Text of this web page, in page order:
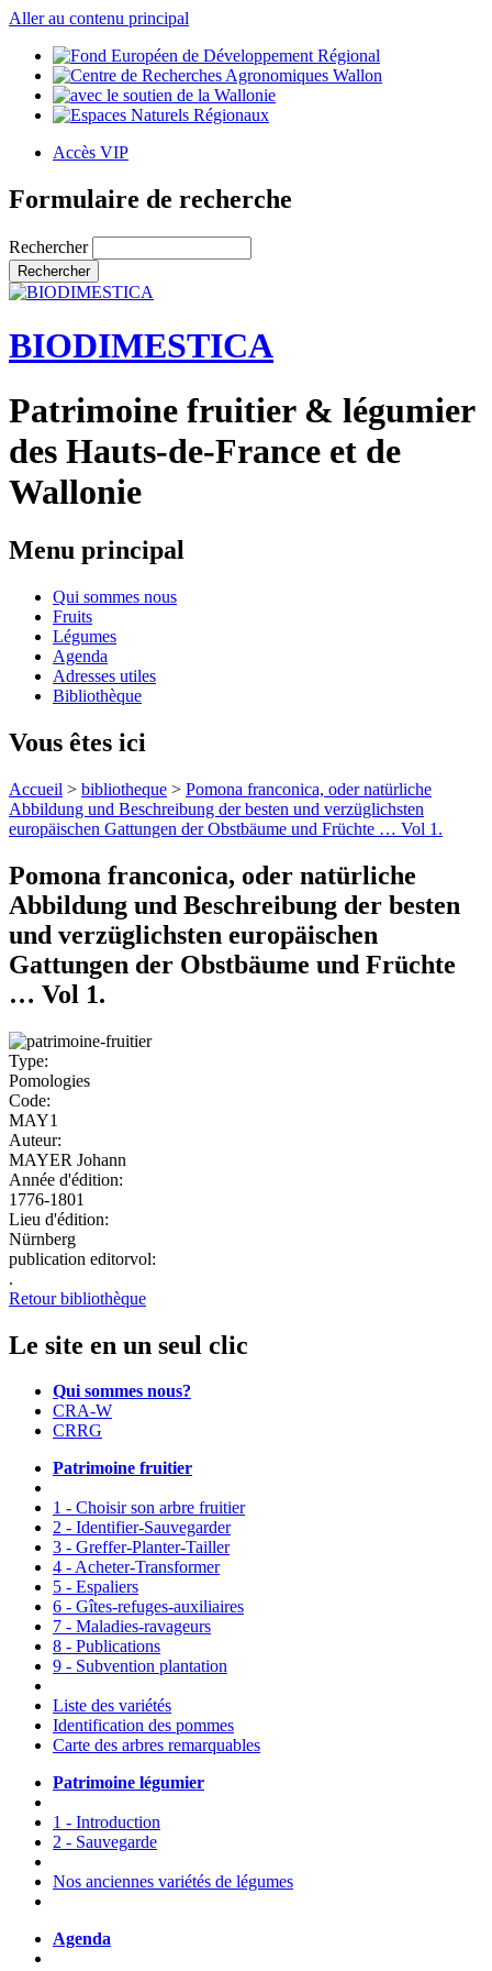
Aller au contenu principal
Accès VIP
Formulaire de recherche
Rechercher
BIODIMESTICA
Patrimoine fruitier & légumier
des Hauts-de-France et de
Wallonie
Menu principal
Qui sommes nous
Fruits
Légumes
Agenda
Adresses utiles
Bibliothèque
Vous êtes ici
Accueil > bibliotheque > Pomona franconica, oder natürliche
Abbildung und Beschreibung der besten und verzüglichsten
europäischen Gattungen der Obstbäume und Früchte … Vol 1.
Pomona franconica, oder natürliche
Abbildung und Beschreibung der besten
und verzüglichsten europäischen
Gattungen der Obstbäume und Früchte
… Vol 1.
Type:
Pomologies
Code:
MAY1
Auteur:
MAYER Johann
Année d'édition:
1776-1801
Lieu d'édition:
Nürnberg
publication editorvol:
.
Retour bibliothèque
Le site en un seul clic
Qui sommes nous?
CRA-W
CRRG
Patrimoine fruitier
1 - Choisir son arbre fruitier
2 - Identifier-Sauvegarder
3 - Greffer-Planter-Tailler
4 - Acheter-Transformer
5 - Espaliers
6 - Gîtes-refuges-auxiliaires
7 - Maladies-ravageurs
8 - Publications
9 - Subvention plantation
Liste des variétés
Identification des pommes
Carte des arbres remarquables
Patrimoine légumier
1 - Introduction
2 - Sauvegarde
Nos anciennes variétés de légumes
Agenda